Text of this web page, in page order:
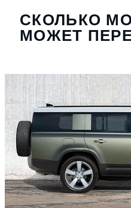
СКОЛЬКО
МОЖЕТ